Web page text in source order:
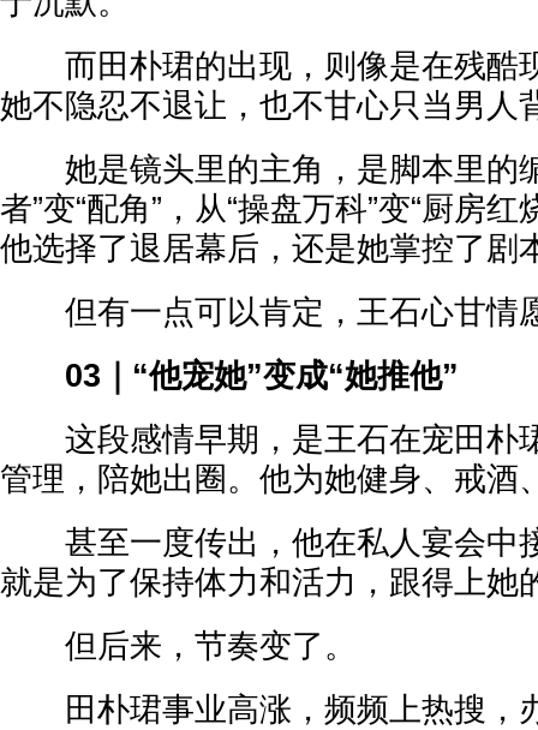
而田朴珺的出现，则像是在残酷
她不隐忍不退让，也不甘心只当男人
她是镜头里的主角，是脚本里的
者”变“配角”，从“操盘万科”变“厨房
他选择了退居幕后，还是她掌控了剧
但有一点可以肯定，王石心甘情
03｜“他宠她”变成“她推他”
这段感情早期，是王石在宠田朴
管理，陪她出圈。他为她健身、戒酒
甚至一度传出，他在私人宴会中
就是为了保持体力和活力，跟得上她
但后来，节奏变了。
田朴珺事业高涨，频频上热搜，